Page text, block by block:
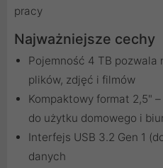
pracy
Najważniejsze cechy
Pojemność 4 TB
plików, zdjęć i filmów
Kompaktowy format 2,5"
do użytku domowego i
Interfejs USB 3.2 Gen 1
danych